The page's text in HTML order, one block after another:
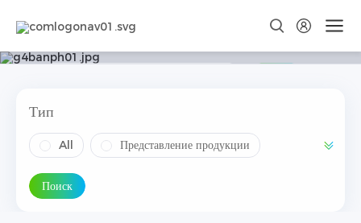
Дополнительная поддержка
Тип
All Представление продукции
Установка продукта
Поиск